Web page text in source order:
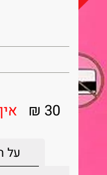
30 ₪
על